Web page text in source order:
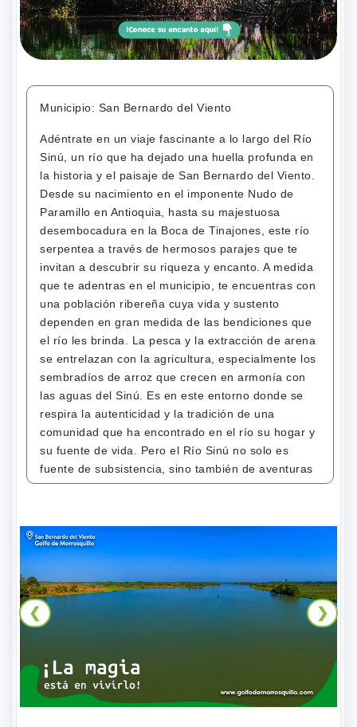
Municipio: San Bernardo del Viento
Adéntrate en un viaje fascinante a lo largo del Río
Sinú, un río que ha dejado una huella profunda en
la historia y el paisaje de San Bernardo del Viento.
Desde su nacimiento en el imponente Nudo de
Paramillo en Antioquia, hasta su majestuosa
desembocadura en la Boca de Tinajones, este río
serpentea a través de hermosos parajes que te
invitan a descubrir su riqueza y encanto. A medida
que te adentras en el municipio, te encuentras con
una población ribereña cuya vida y sustento
dependen en gran medida de las bendiciones que
el río les brinda. La pesca y la extracción de arena
se entrelazan con la agricultura, especialmente los
sembradíos de arroz que crecen en armonía con
las aguas del Sinú. Es en este entorno donde se
respira la autenticidad y la tradición de una
comunidad que ha encontrado en el río su hogar y
su fuente de vida. Pero el Río Sinú no solo es
fuente de subsistencia, sino también de aventuras
y exploración. A lo largo de sus cauces, se
sumergirte en actividades turísticas únicas. Desde
el Arenero hasta el puerto Chucha o puerto de las
Mujeres, te embarcarás en emocionantes travesías
por el Sinú, donde descubrirás la diversidad natural
que habita en sus aguas y sus orillas. El paisaje
que te acompaña en este viaje es una obra en
constante cambio. A medida que avanzas, tus ojos
ribereños, cuyos árboles frondosos parecen
abrazar las aguas en un abrazo eterno. Los
sembradíos de arroz se despliegan a lo largo de la
❮ ❯